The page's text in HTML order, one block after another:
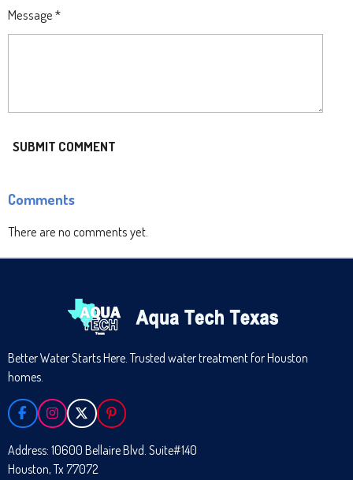
Message *
SUBMIT COMMENT
Comments
There are no comments yet.
Better Water Starts Here. Trusted water treatment for Houston
homes.
F
A
C
E
B
I
N
S
T
A
X
P
I
N
T
Address: 10600 Bellaire Blvd. Suite#140
Houston, Tx 77072